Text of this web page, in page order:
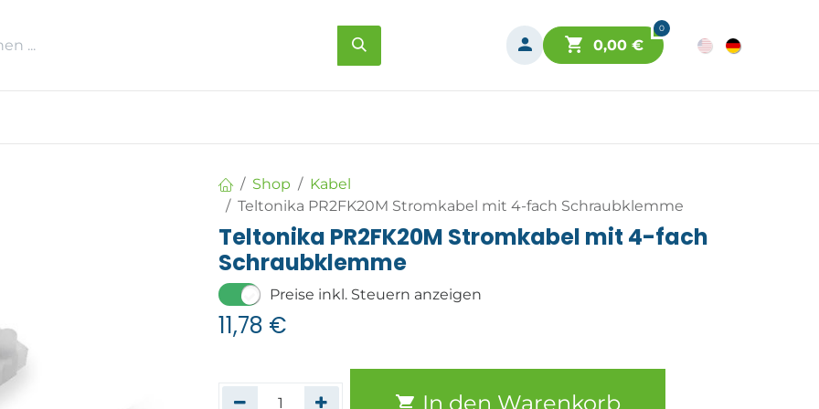
0
0,00€
Shop
Kabel
Teltonika PR2FK20M Stromkabel mit 4-fach Schraubklemme
Teltonika PR2FK20M Stromkabel mit 4-fach
Schraubklemme
Preise inkl. Steuern anzeigen
11,78 €
In den Warenkorb